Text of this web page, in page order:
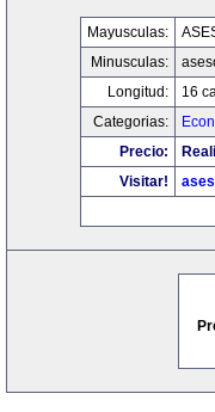
Mayusculas:
Minusculas:
Longitud:
16
Categorias:
Precio:
Visitar!